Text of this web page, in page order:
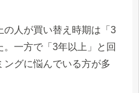
の人が買い替え時期は「3
一方で「3年以上」と回
グに悩んでいる方が多